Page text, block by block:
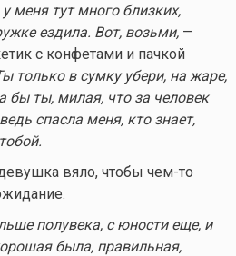
меня тут много близких,
ездила. Вот, возьми,—
с конфетами и пачкой
только в сумку убери, на жаре,
бы ты, милая, что за человек
спасла меня, кто знает,
вяло, чтобы чем-то
полувека, с юности еще, и
была, правильная,